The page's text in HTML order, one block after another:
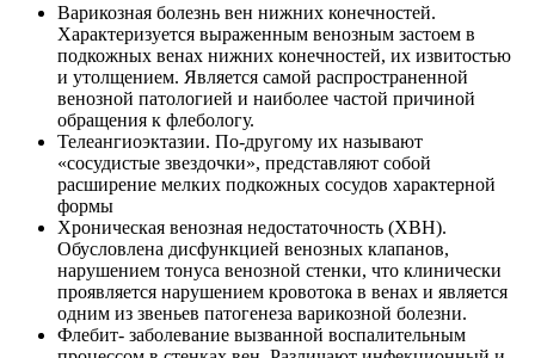
Варикозная болезнь вен нижних конечностей.
Характеризуется выраженным венозным застоем в
подкожных венах нижних конечностей, их извитостью
и утолщением. Является самой распространенной
венозной патологией и наиболее частой причиной
обращения к флебологу.
Телеангиоэктазии. По-другому их называют
«сосудистые звездочки», представляют собой
расширение мелких подкожных сосудов характерной
формы
Хроническая венозная недостаточность (ХВН).
Обусловлена дисфункцией венозных клапанов,
нарушением тонуса венозной стенки, что клинически
проявляется нарушением кровотока в венах и является
одним из звеньев патогенеза варикозной болезни.
Флебит- заболевание вызванной воспалительным